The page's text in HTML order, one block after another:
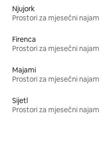
Njujork
Prostori za mjesečni najam
Firenca
Prostori za mjesečni najam
Majami
Prostori za mjesečni najam
Sijetl
Prostori za mjesečni najam